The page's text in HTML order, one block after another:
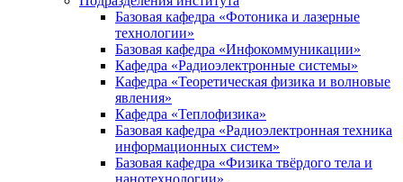
Базовая кафедра «Фотоника и лазерные
технологии»
Базовая кафедра «Инфокоммуникации»
Кафедра «Радиоэлектронные системы»
Кафедра «Теоретическая физика и волновые
явления»
Кафедра «Теплофизика»
Базовая кафедра «Радиоэлектронная техника
информационных систем»
Базовая кафедра «Физика твёрдого тела и
нанотехнологии»